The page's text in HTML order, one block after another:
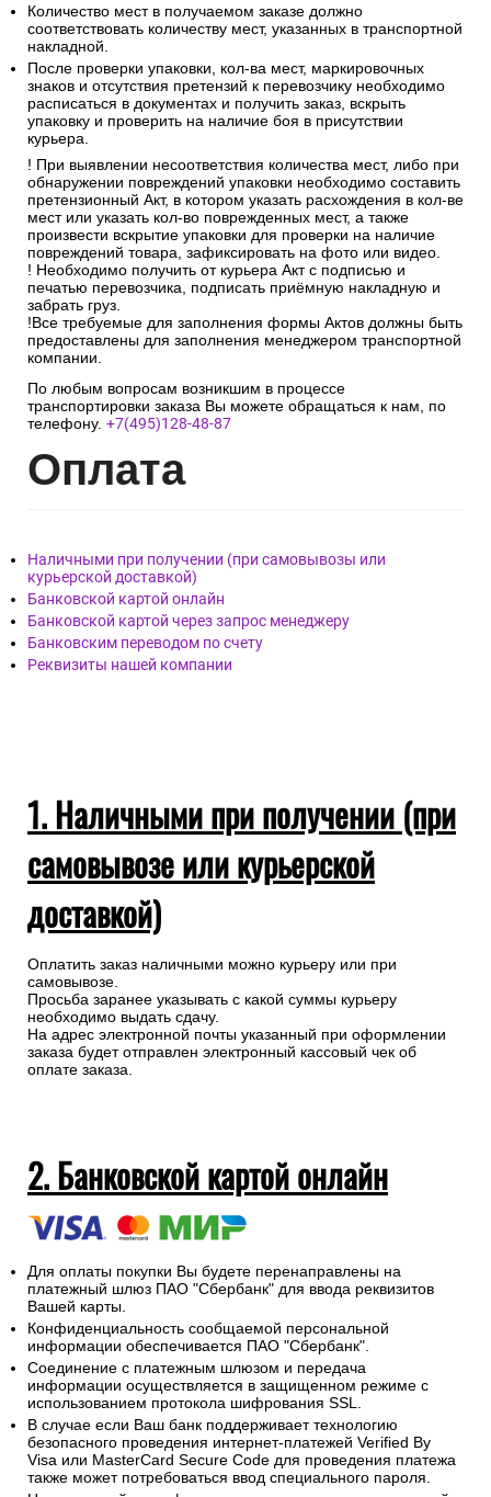
Количество мест в получаемом заказе должно
соответствовать количеству мест, указанных в транспортной
накладной.
После проверки упаковки, кол-ва мест, маркировочных
знаков и отсутствия претензий к перевозчику необходимо
расписаться в документах и получить заказ, вскрыть
упаковку и проверить на наличие боя в присутствии
курьера.
! При выявлении несоответствия количества мест, либо при
обнаружении повреждений упаковки необходимо составить
претензионный Акт, в котором указать расхождения в кол-ве
мест или указать кол-во поврежденных мест, а также
произвести вскрытие упаковки для проверки на наличие
повреждений товара, зафиксировать на фото или видео.
! Необходимо получить от курьера Акт с подписью и
печатью перевозчика, подписать приёмную накладную и
забрать груз.
!Все требуемые для заполнения формы Актов должны быть
предоставлены для заполнения менеджером транспортной
компании.
По любым вопросам возникшим в процессе
транспортировки заказа Вы можете обращаться к нам, по
телефону. +7(495)128-48-87
Оплата
Наличными при получении (при самовывозы или
курьерской доставкой)
Банковской картой онлайн
Банковской картой через запрос менеджеру
Банковским переводом по счету
Реквизиты нашей компании
1. Наличными при получении (при
самовывозе или курьерской
доставкой)
Оплатить заказ наличными можно курьеру или при
самовывозе.
Просьба заранее указывать с какой суммы курьеру
необходимо выдать сдачу.
На адрес электронной почты указанный при оформлении
заказа будет отправлен электронный кассовый чек об
оплате заказа.
2. Банковской картой онлайн
Для оплаты покупки Вы будете перенаправлены на
платежный шлюз ПАО "Сбербанк" для ввода реквизитов
Вашей карты.
Конфиденциальность сообщаемой персональной
информации обеспечивается ПАО "Сбербанк".
Соединение с платежным шлюзом и передача
информации осуществляется в защищенном режиме с
использованием протокола шифрования SSL.
В случае если Ваш банк поддерживает технологию
безопасного проведения интернет-платежей Verified By
Visa или MasterCard Secure Code для проведения платежа
также может потребоваться ввод специального пароля.